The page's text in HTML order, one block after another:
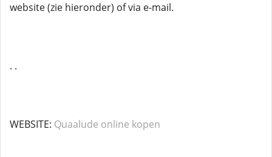
website (zie hieronder) of via e-mail.
. .
WEBSITE: Quaalude online kopen